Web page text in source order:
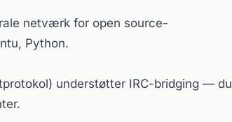
netværk for open source-
Python.
understøtter IRC-bridging — du